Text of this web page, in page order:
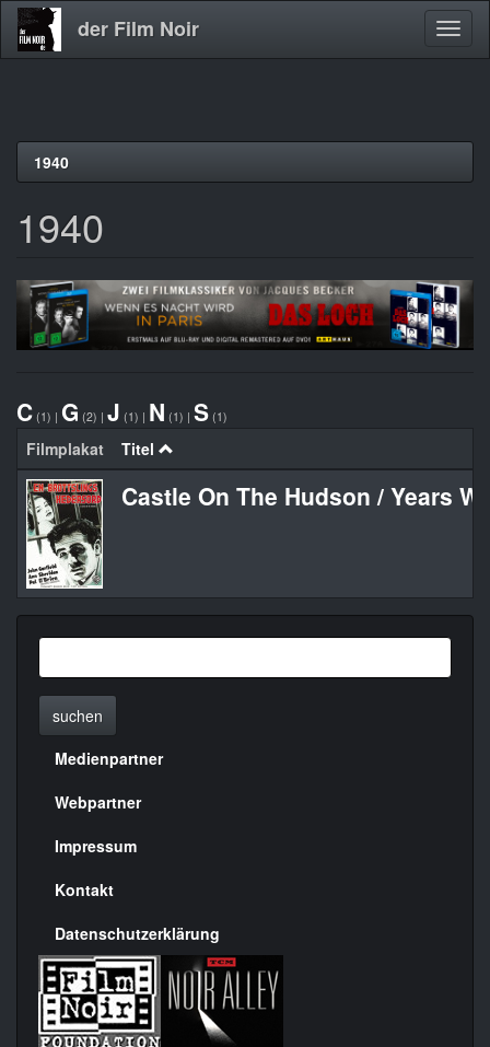
Direkt
der Film Noir
1940
1940
C (1) | G (2) | J (1) | N (1) | S (1)
Filmplakat Titel
Castle On The Hudson / Years
suchen
Menülinks
rechte
Seite
Medienpartner
Webpartner
Impressum
Kontakt
Datenschutzerklärung